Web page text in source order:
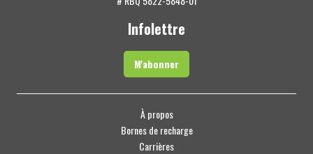
Infolettre
M'abonner
À propos
Bornes de recharge
Carrières